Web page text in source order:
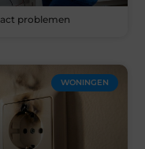
problemen
WONINGEN